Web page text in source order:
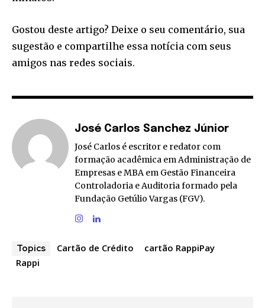
Gostou deste artigo? Deixe o seu comentário, sua
sugestão e compartilhe essa notícia com seus
amigos nas redes sociais.
José Carlos Sanchez Júnior
José Carlos é escritor e redator com
formação acadêmica em Administração de
Empresas e MBA em Gestão Financeira
Controladoria e Auditoria formado pela
Fundação Getúlio Vargas (FGV).
Topics Cartão de Crédito
cartão RappiPay
Rappi